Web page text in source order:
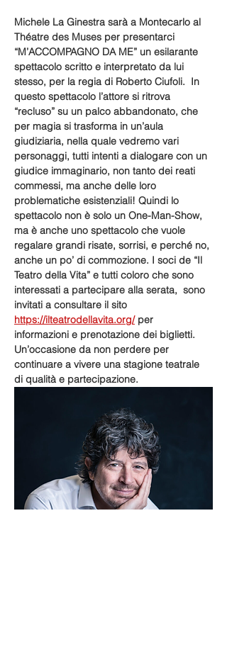
Michele La Ginestra sarà a Montecarlo al
Théatre des Muses per presentarci
“M’ACCOMPAGNO DA ME” un esilarante
spettacolo scritto e interpretato da lui
stesso, per la regia di Roberto Ciufoli.  In
questo spettacolo l’attore si ritrova
“recluso” su un palco abbandonato, che
per magia si trasforma in un’aula
giudiziaria, nella quale vedremo vari
personaggi, tutti intenti a dialogare con un
giudice immaginario, non tanto dei reati
commessi, ma anche delle loro
problematiche esistenziali! Quindi lo
spettacolo non è solo un One-Man-Show,
ma è anche uno spettacolo che vuole
regalare grandi risate, sorrisi, e perché no,
anche un po’ di commozione. I soci de “Il
Teatro della Vita” e tutti coloro che sono
interessati a partecipare alla serata,  sono
invitati a consultare il sito
https://ilteatrodellavita.org/ per
informazioni e prenotazione dei biglietti.
Un’occasione da non perdere per
continuare a vivere una stagione teatrale
di qualità e partecipazione.